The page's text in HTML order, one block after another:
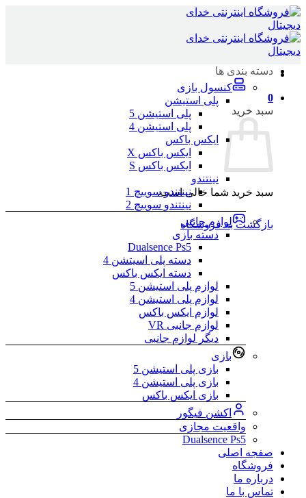
Skip
to
content
0
سبد خرید
سبد خرید شما خالی است.
بازگشت به فروشگاه
دسته بندی ها
کنسول بازی
پلی استیشن
پلی استیشن 5
پلی استیشن 4
ایکس باکس
ایکس باکس X
ایکس باکس S
نینتندو
نینتندو سوییچ 1
نینتندو سوییچ 2
لوازم جانبی
دسته بازی
Dualsence Ps5
دسته پلی اسیتشن 4
دسته ایکس باکس
لوازم پلی استیشن 5
لوازم پلی استیشن 4
لوازم ایکس باکس
لوازم جانبی VR
دیگر لوازم جانبی
بازی
بازی پلی استیشن 5
بازی پلی استیشن 4
بازی ایکس باکس
اکشن فیگور
واقعیت مجازی
Dualsence Ps5
صفجه اصلی
فروشگاه
درباره ما
تماس با ما